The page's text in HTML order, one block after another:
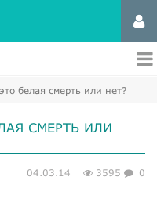
белая смерть или нет?
СМЕРТЬ ИЛИ
04.03.14 3595 0